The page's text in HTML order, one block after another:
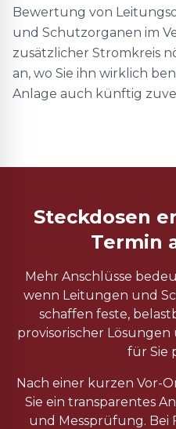
Bewertung von
und Schutzorganen im
zusätzlicher Stromkreis
an, wo Sie ihn wirklich
Anlage auch künftig
Steckdosen
Termin
Mehr Anschlüsse
wenn Leitungen und
schaffen feste,
provisorischer
für Sie
Nach einer kurzen Vor-
Sie ein transparentes
und Messprüfung. Bei